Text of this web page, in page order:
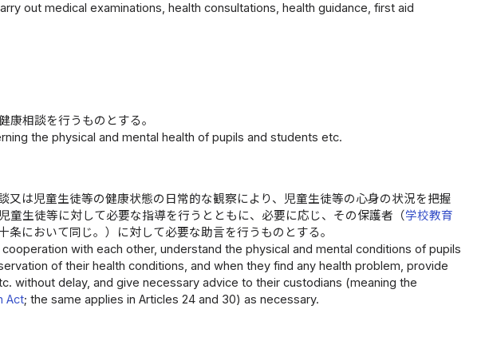
out medical examinations, health consultations, health guidance, first aid
康相談を行うものとする。
the physical and mental health of pupils and students etc.
又は児童生徒等の健康状態の日常的な観察により、児童生徒等の心身の状況を把握
童生徒等に対して必要な指導を行うとともに、必要に応じ、その保護者（学校教育
において同じ。）に対して必要な助言を行うものとする。
with each other, understand the physical and mental conditions of pupils
of their health conditions, and when they find any health problem, provide
without delay, and give necessary advice to their custodians (meaning the
Act; the same applies in Articles 24 and 30) as necessary.